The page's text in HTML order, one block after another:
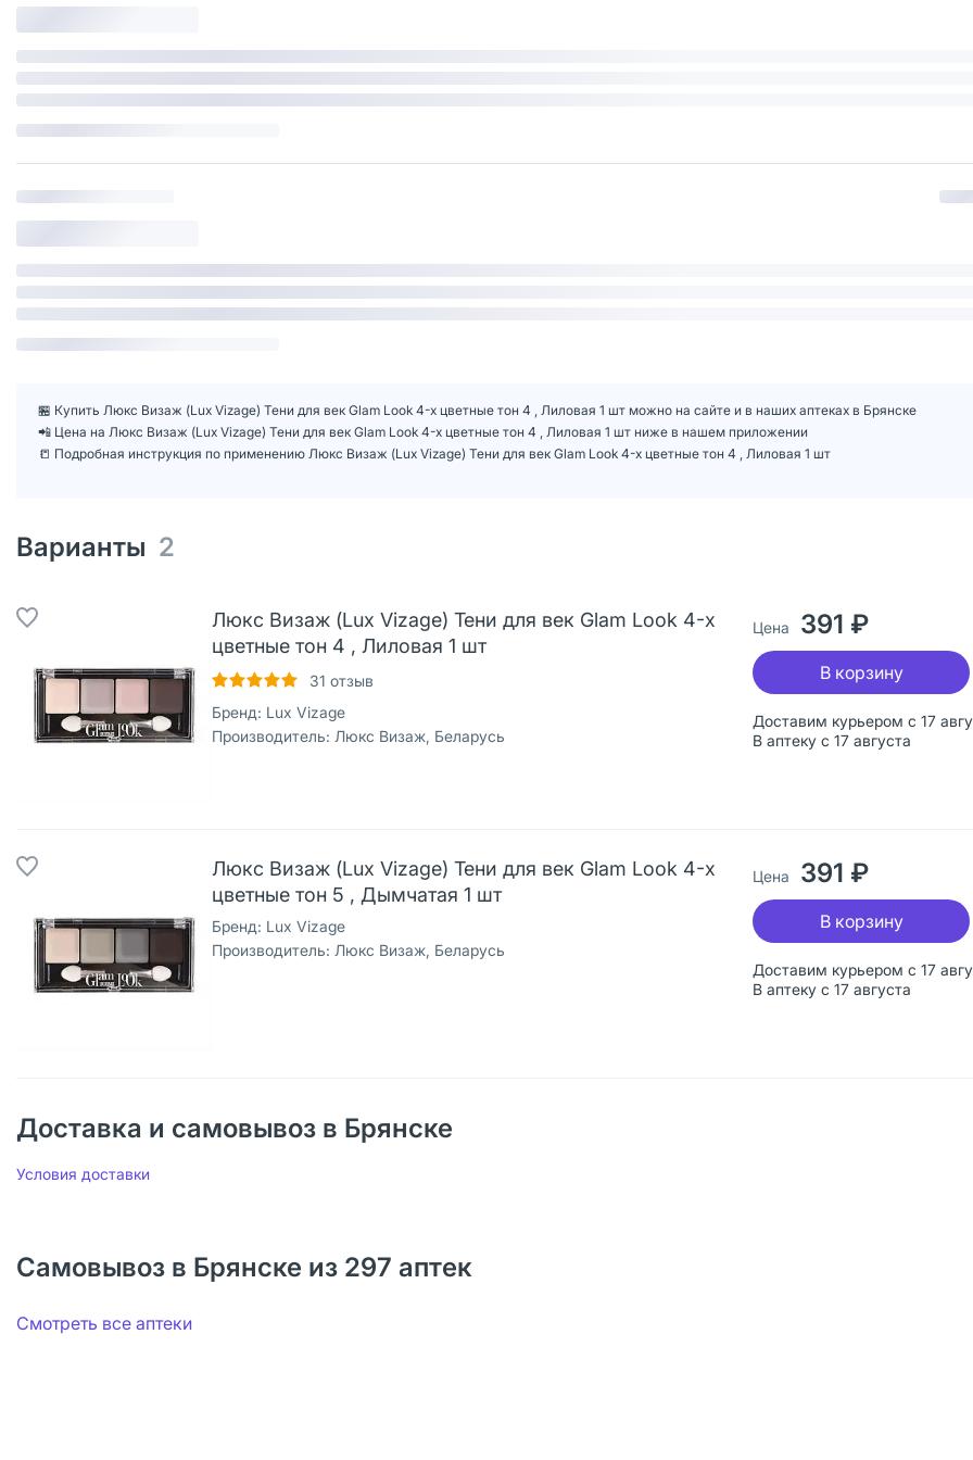
🏪 Купить Люкс Визаж (Lux Vizage) Тени для век Glam Look 4-х цветные тон 4 , Лиловая 1 шт можно на сайте и в наших аптеках в Брянске
📲 Цена на Люкс Визаж (Lux Vizage) Тени для век Glam Look 4-х цветные тон 4 , Лиловая 1 шт ниже в нашем приложении
📒 Подробная инструкция по применению Люкс Визаж (Lux Vizage) Тени для век Glam Look 4-х цветные тон 4 , Лиловая 1 шт
Варианты 2
Люкс Визаж (Lux Vizage) Тени для век Glam Look 4-х
цветные тон 4 , Лиловая 1 шт
31 отзыв
Бренд: Lux Vizage
Производитель: Люкс Визаж, Беларусь
Доставим курьером с 17
В аптеку с 17 августа
Цена 391 ₽
В корзину
Люкс Визаж (Lux Vizage) Тени для век Glam Look 4-х
цветные тон 5 , Дымчатая 1 шт
Бренд: Lux Vizage
Производитель: Люкс Визаж, Беларусь
Доставим курьером с 17
В аптеку с 17 августа
Цена 391 ₽
В корзину
Доставка и самовывоз в Брянске
Условия доставки
Самовывоз в Брянске из 297 аптек
Смотреть все аптеки